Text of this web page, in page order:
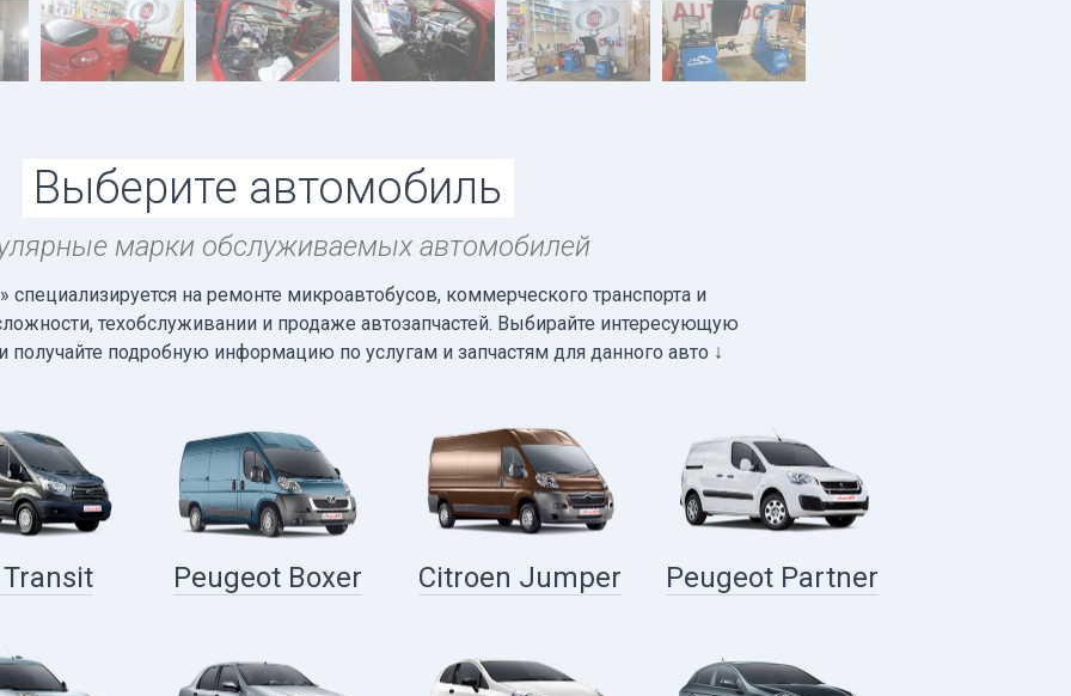
Выберите автомобиль
марки обслуживаемых автомобилей
на ремонте микроавтобусов, коммерческого транспорта и
техобслуживании и продаже автозапчастей. Выбирайте интересующую
получайте подробную информацию по услугам и запчастям для данного авто ↓
Peugeot Boxer Citroen Jumper Peugeot Partner